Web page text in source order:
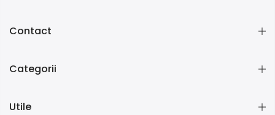
Contact
Categorii
Utile